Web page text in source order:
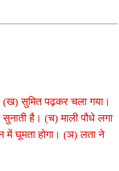
सुमित पढ़कर चला गया।
है। (च) माली पौधे लगा
घूमता होगा। (ञ) लता ने